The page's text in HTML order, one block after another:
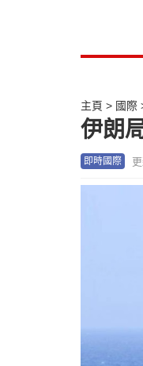
主頁 國際
伊朗
即時國際